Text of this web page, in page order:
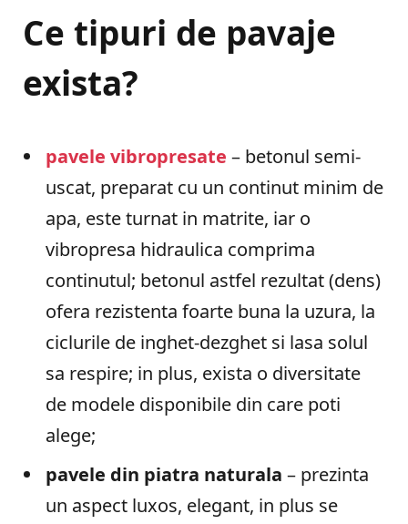
Ce tipuri de pavaje
exista?
pavele vibropresate – betonul semi-
uscat, preparat cu un continut minim de
apa, este turnat in matrite, iar o
vibropresa hidraulica comprima
continutul; betonul astfel rezultat (dens)
ofera rezistenta foarte buna la uzura, la
ciclurile de inghet-dezghet si lasa solul
sa respire; in plus, exista o diversitate
de modele disponibile din care poti
alege;
pavele din piatra naturala – prezinta
un aspect luxos, elegant, in plus se